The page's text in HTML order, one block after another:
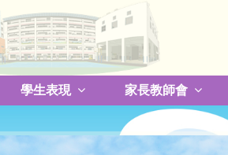
學生表現 家長教師會